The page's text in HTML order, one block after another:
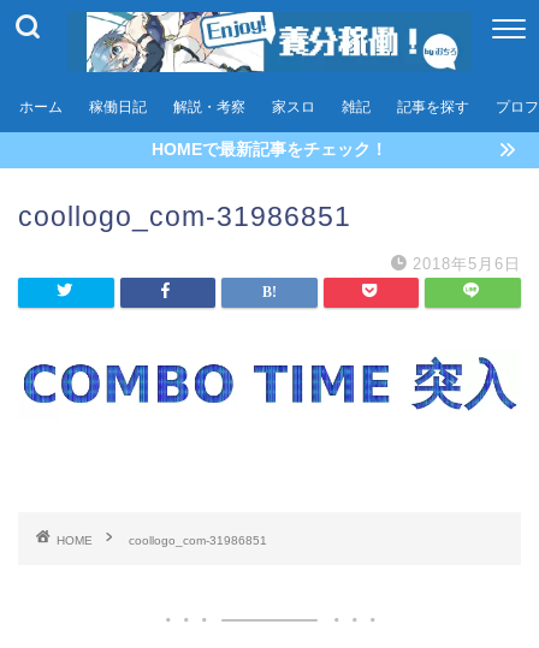
ホーム 稼働日記 解説・考察 家スロ 雑記 記事を探す プロ
HOMEで最新記事をチェック！
coollogo_com-31986851
2018年5月6日
HOME coollogo_com-31986851